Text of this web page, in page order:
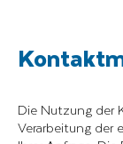
Die Nutzung der
Verarbeitung der